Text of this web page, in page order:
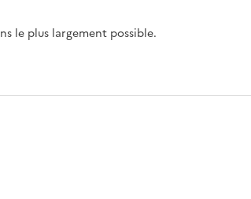
le plus largement possible.